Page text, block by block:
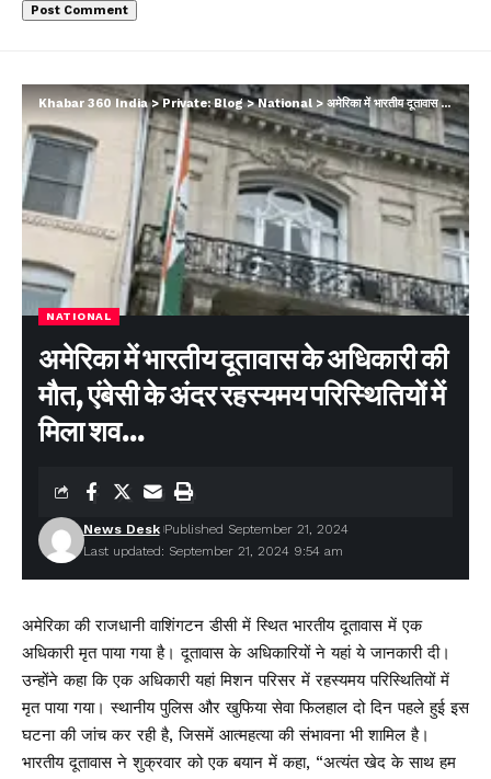
Khabar 360 India>Private: Blog>National> अमेरिका में भारतीय दूतावास के अधिकारी की मौत, एंबेसी के अंदर रहस्यमय परिस्थितियों में मिला शव…
NATIONAL
अमेरिका में भारतीय दूतावास के अधिकारी की
मौत, एंबेसी के अंदर रहस्यमय परिस्थितियों में
मिला शव…
Last updated: September 21, 2024 9:54 am
News Desk Published September 21, 2024
अमेरिका की राजधानी वाशिंगटन डीसी में स्थित भारतीय दूतावास में एक
अधिकारी मृत पाया गया है। दूतावास के अधिकारियों ने यहां ये जानकारी दी।
उन्होंने कहा कि एक अधिकारी यहां मिशन परिसर में रहस्यमय परिस्थितियों में
मृत पाया गया। स्थानीय पुलिस और खुफिया सेवा फिलहाल दो दिन पहले हुई इस
घटना की जांच कर रही है, जिसमें आत्महत्या की संभावना भी शामिल है।
भारतीय दूतावास ने शुक्रवार को एक बयान में कहा, “अत्यंत खेद के साथ हम